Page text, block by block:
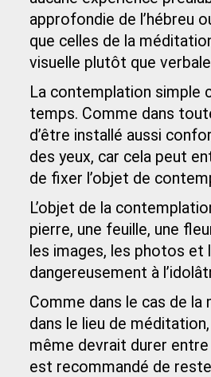
approfondie de l’hébreu
que celles de la
visuelle plutôt que
La contemplation simple
temps. Comme dans
d’être installé aussi
des yeux, car cela peut
de fixer l’objet de
L’objet de la
pierre, une feuille, une
les images, les photos
dangereusement à
Comme dans le cas de
dans le lieu de
même devrait durer
est recommandé de